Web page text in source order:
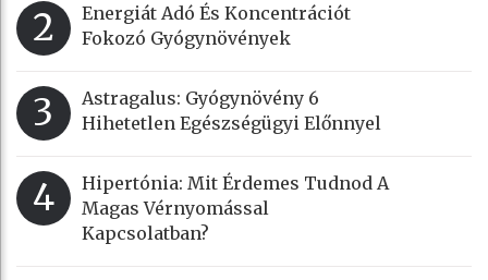
2
Energiát Adó És Koncentrációt
Fokozó Gyógynövények
3
Astragalus: Gyógynövény 6
Hihetetlen Egészségügyi Előnnyel
4
Hipertónia: Mit Érdemes Tudnod A
Magas Vérnyomással
Kapcsolatban?